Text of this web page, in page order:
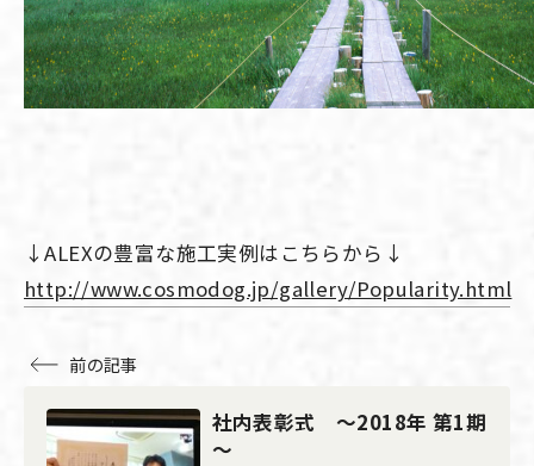
↓ALEXの豊富な施工実例はこちらから↓
http://www.cosmodog.jp/gallery/Popularity.html
前の記事
社内表彰式 ～2018年 第1期
～